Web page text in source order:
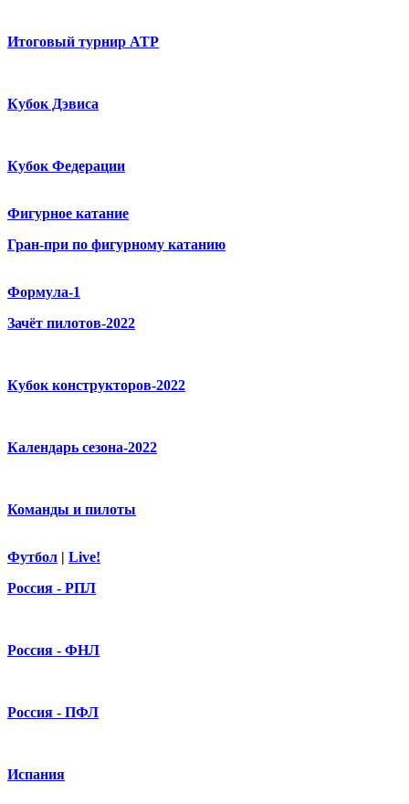
Итоговый турнир ATP
Кубок Дэвиса
Кубок Федерации
Фигурное катание
Гран-при по фигурному катанию
Формула-1
Зачёт пилотов-2022
Кубок конструкторов-2022
Календарь сезона-2022
Команды и пилоты
Футбол | Live!
Россия - РПЛ
Россия - ФНЛ
Россия - ПФЛ
Испания